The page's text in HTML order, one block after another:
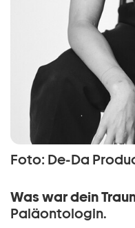
Foto: De-Da
Was war dein
Paläontologin.